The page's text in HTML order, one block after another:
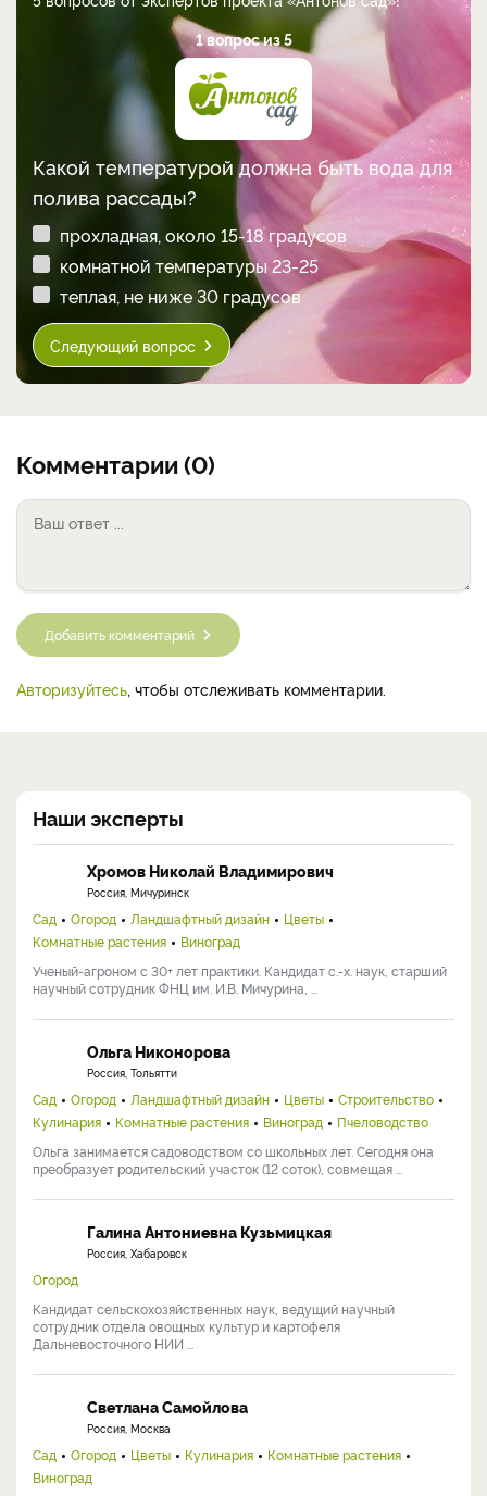
1 вопрос из 5
Какой температурой должна быть вода для
полива рассады?
прохладная, около 15-18 градусов
комнатной температуры 23-25
теплая, не ниже 30 градусов
Следующий вопрос
Комментарии (0)
Добавить комментарий
Авторизуйтесь, чтобы отслеживать комментарии.
Наши эксперты
Хромов Николай Владимирович
Россия, Мичуринск
Сад Огород Ландшафтный дизайн
Цветы
Комнатные растения
Виноград
Ученый-агроном с 30+ лет практики. Кандидат с.-х. наук, старший
научный сотрудник ФНЦ им. И.В. Мичурина, ...
Ольга Никонорова
Россия, Тольятти
Сад Огород Ландшафтный дизайн Цветы
Строительство
Кулинария
Комнатные растения Виноград
Пчеловодство
Ольга занимается садоводством со школьных лет. Сегодня она
преобразует родительский участок (12 соток), совмещая ...
Галина Антониевна Кузьмицкая
Россия, Хабаровск
Огород
Кандидат сельскохозяйственных наук, ведущий научный
сотрудник отдела овощных культур и картофеля
Дальневосточного НИИ ...
Светлана Самойлова
Россия, Москва
Сад Огород Цветы Кулинария
Комнатные растения
Виноград